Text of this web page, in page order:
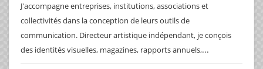
J'accompagne entreprises, institutions, associations et
collectivités dans la conception de leurs outils de
communication. Directeur artistique indépendant, je conçois
des identités visuelles, magazines, rapports annuels,...